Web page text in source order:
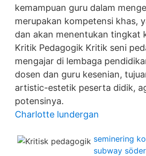
kemampuan guru dalam
merupakan kompetensi khas,
dan akan menentukan tingkat
Kritik Pedagogik Kritik seni
mengajar di lembaga
dosen dan guru kesenian,
artistic-estetik peserta didik,
potensinya.
Charlotte lundergan
seminering ko
subway